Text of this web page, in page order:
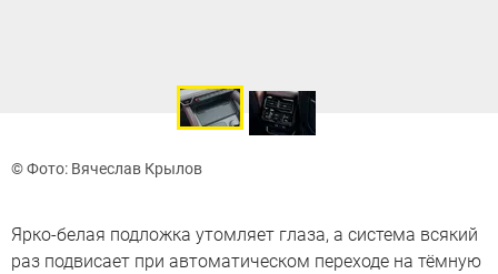
© Фото: Вячеслав Крылов
Ярко-белая подложка утомляет глаза, а система всякий
раз подвисает при автоматическом переходе на тёмную